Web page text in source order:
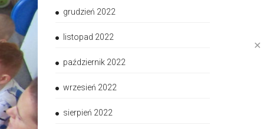
✕
grudzień 2022
listopad 2022
październik 2022
wrzesień 2022
sierpień 2022